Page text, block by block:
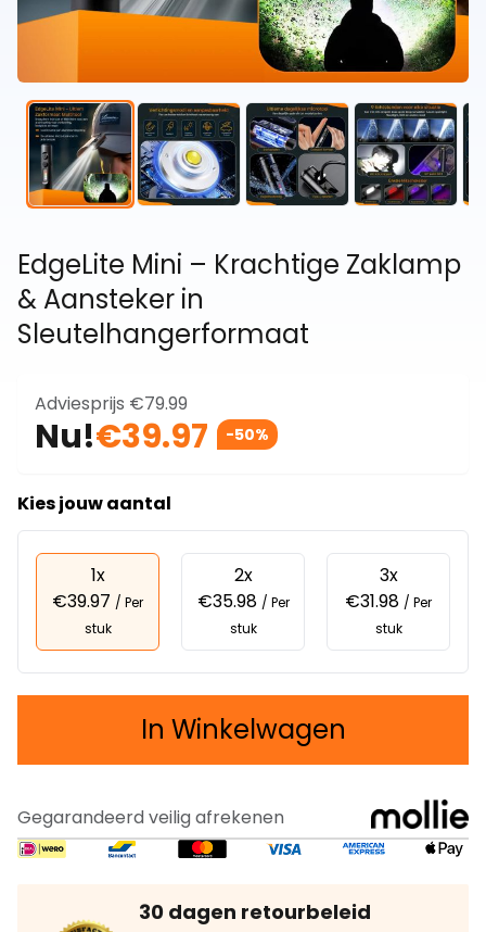
EdgeLite Mini – Krachtige Zaklamp
& Aansteker in
Sleutelhangerformaat
Adviesprijs €79.99
Nu!€39.97 -50%
Kies jouw aantal
1x
€39.97 / Per
stuk
2x
€35.98 / Per
stuk
3x
€31.98 / Per
stuk
In Winkelwagen
Gegarandeerd veilig afrekenen
30 dagen retourbeleid